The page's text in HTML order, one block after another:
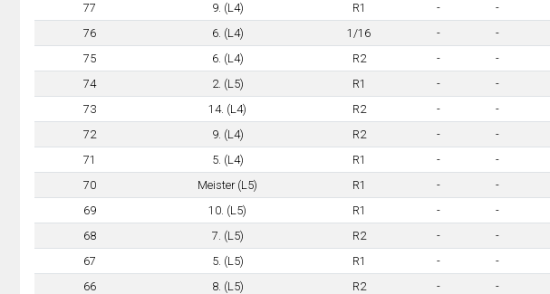
77
9. (L4) R1 - -
76
6. (L4) 1/16 - -
75
6. (L4) R2 - -
74
2. (L5) R1 - -
73
14. (L4) R2 - -
72
9. (L4) R2 - -
71
5. (L4) R1 - -
70
Meister (L5) R1 - -
69
10. (L5) R1 - -
68
7. (L5) R2 - -
67
5. (L5) R1 - -
66
8. (L5) R2 - -